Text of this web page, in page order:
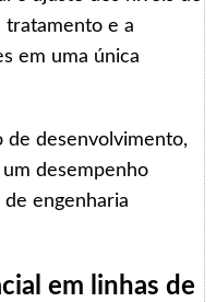
tratamento e a
em uma única
de desenvolvimento,
desempenho
engenharia
em linhas de